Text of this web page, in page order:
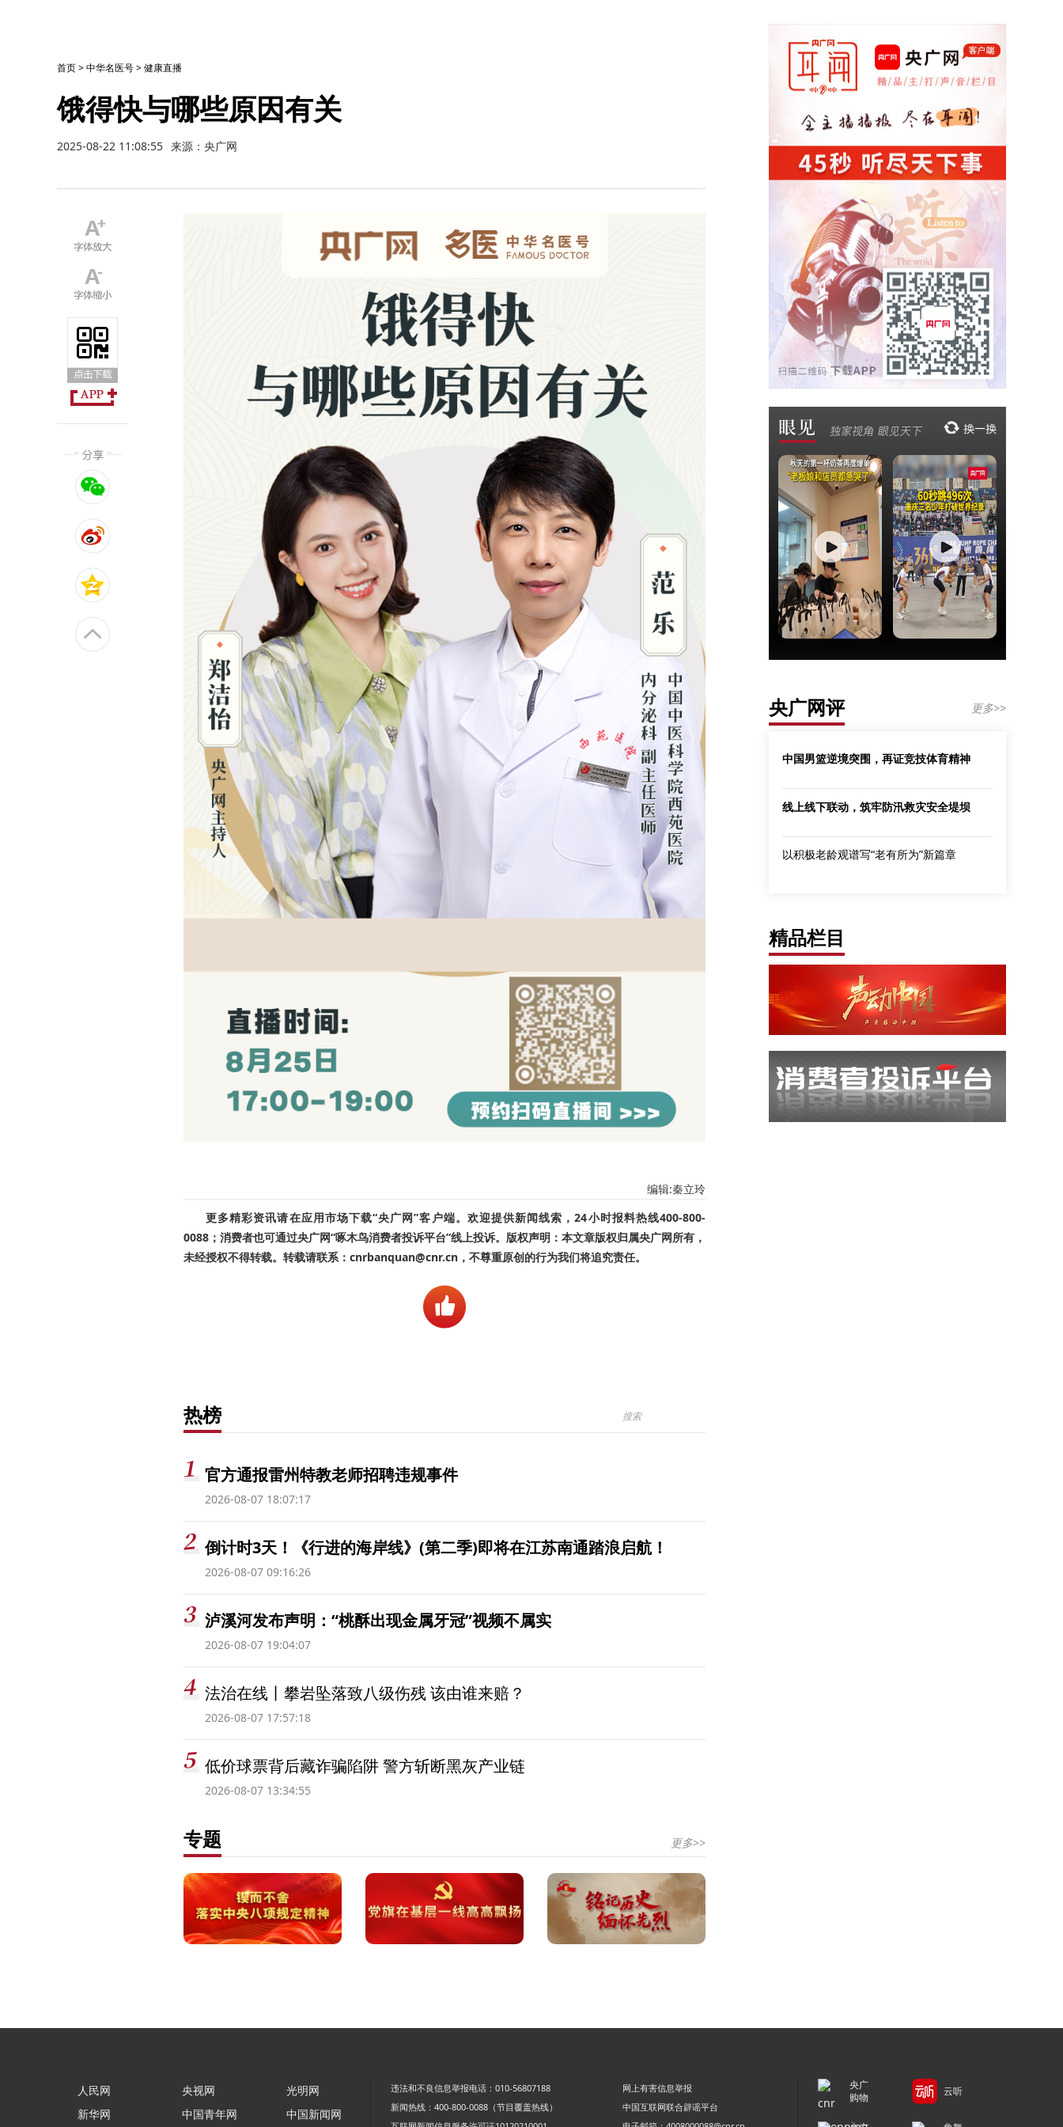
首页>中华名医号>健康直播
饿得快与哪些原因有关
2025-08-22 11:08:55 来源：央广网
编辑:秦立玲
更多精彩资讯请在应用市场下载“央广网”客户端。欢迎提供新闻线索，24小时报料热线400-800-
0088；消费者也可通过央广网“啄木鸟消费者投诉平台”线上投诉。版权声明：本文章版权归属央广网所有，
未经授权不得转载。转载请联系：cnrbanquan@cnr.cn，不尊重原创的行为我们将追究责任。
热榜
官方通报雷州特教老师招聘违规事件
2026-08-07 18:07:17
倒计时3天！《行进的海岸线》(第二季)即将在江苏南通踏浪启航！
2026-08-07 09:16:26
泸溪河发布声明：“桃酥出现金属牙冠”视频不属实
2026-08-07 19:04:07
法治在线丨攀岩坠落致八级伤残 该由谁来赔？
2026-08-07 17:57:18
低价球票背后藏诈骗陷阱 警方斩断黑灰产业链
2026-08-07 13:34:55
专题 更多>>
央广网评 更多>>
中国男篮逆境突围，再证竞技体育精神
线上线下联动，筑牢防汛救灾安全堤坝
以积极老龄观谱写“老有所为”新篇章
精品栏目
人民网
新华网
央视网
中国青年网
光明网
中国新闻网
违法和不良信息举报电话：010-56807188
网上有害信息举报
新闻热线：400-800-0088（节目覆盖热线）
中国互联网联合辟谣平台
央广
购物
云听